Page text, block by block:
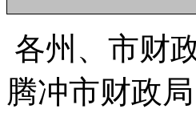
各州、市财
腾冲市财政局